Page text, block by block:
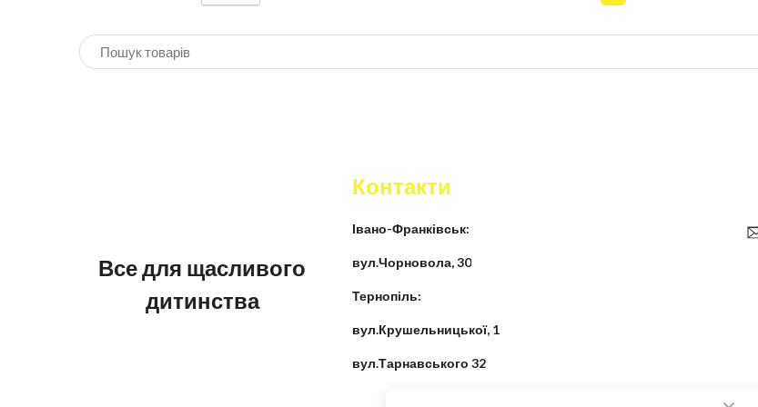
Все для щасливого
дитинства
Контакти
Івано-Франківськ:
вул.Чорновола, 30
Тернопіль:
вул.Крушельницької, 1
вул.Тарнавського 32